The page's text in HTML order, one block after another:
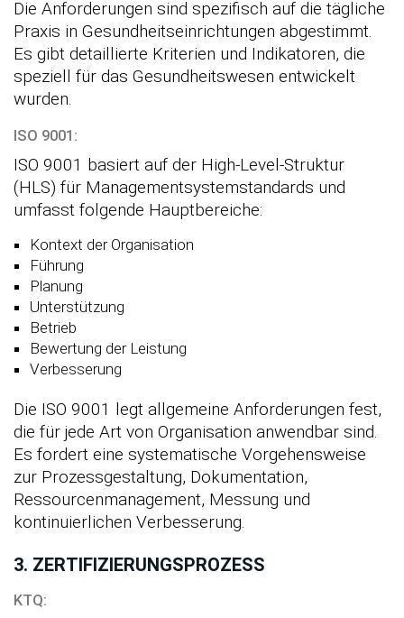
Die Anforderungen sind spezifisch auf die tägliche
Praxis in Gesundheitseinrichtungen abgestimmt.
Es gibt detaillierte Kriterien und Indikatoren, die
speziell für das Gesundheitswesen entwickelt
wurden.
ISO 9001:
ISO 9001 basiert auf der High-Level-Struktur
(HLS) für Managementsystemstandards und
umfasst folgende Hauptbereiche:
Kontext der Organisation
Führung
Planung
Unterstützung
Betrieb
Bewertung der Leistung
Verbesserung
Die ISO 9001 legt allgemeine Anforderungen fest,
die für jede Art von Organisation anwendbar sind.
Es fordert eine systematische Vorgehensweise
zur Prozessgestaltung, Dokumentation,
Ressourcenmanagement, Messung und
kontinuierlichen Verbesserung.
3. ZERTIFIZIERUNGSPROZESS
KTQ: